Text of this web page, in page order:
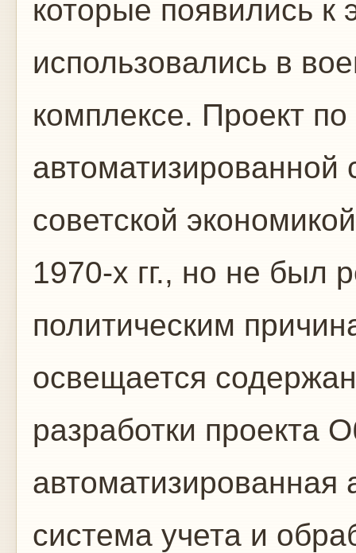
которые появились к
использовались в
комплексе. Проект
советской
1970-х гг., но не был
политическим
освещается
разработки проекта
автоматизированная
система учета и